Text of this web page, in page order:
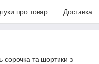
про товар Доставка
сорочка та шортики з